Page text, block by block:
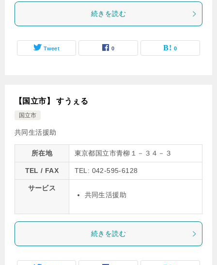
続きを読む
Tweet 0 0
【国立市】 すうぇる
国立市
共同生活援助
所在地 東京都国立市青柳１－３４－３
TEL / FAX TEL: 042-595-6128
サービス
共同生活援助
続きを読む